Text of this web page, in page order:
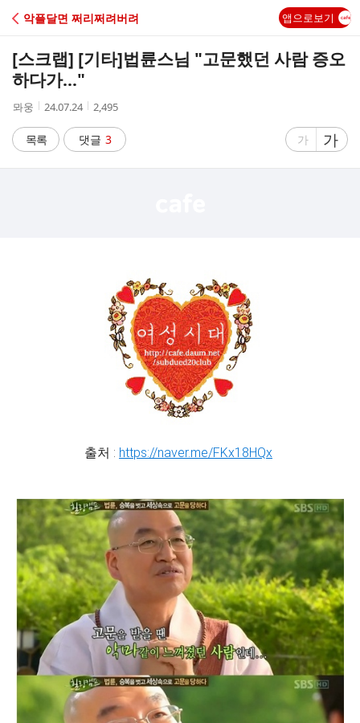
C
A
악플달면 쩌리쩌려버려 앱으로보기
[스크랩] [기타]법륜스님 "고문했던 사람 증오
하다가…"
작
자
뫄웅
작
시
간
24.07.24
조
수
2,495
목록 댓글 3
글
가
글
자
가
출처 : https://naver.me/FKx18HQx